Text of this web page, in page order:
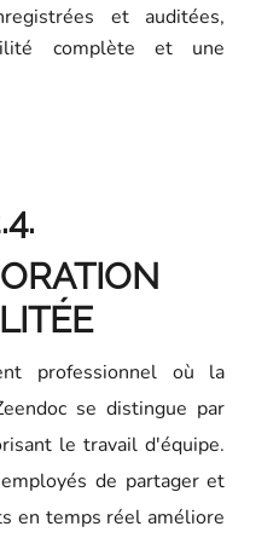
et auditées,
complète et une
professionnel où la
se distingue par
le travail d'équipe.
de partager et
en temps réel améliore